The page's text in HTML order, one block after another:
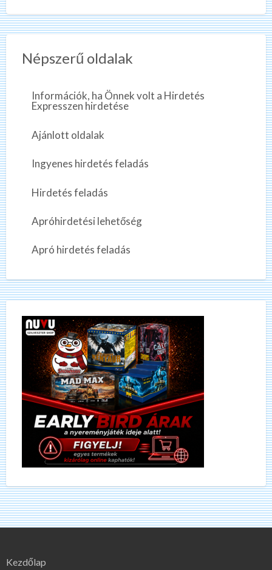
Népszerű oldalak
Információk, ha Önnek volt a Hirdetés
Expresszen hirdetése
Ajánlott oldalak
Ingyenes hirdetés feladás
Hirdetés feladás
Apróhirdetési lehetőség
Apró hirdetés feladás
Kezdőlap